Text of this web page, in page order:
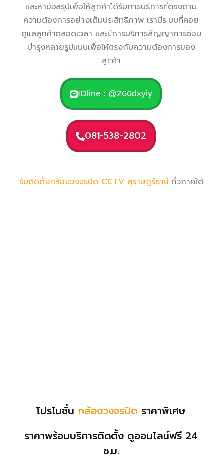
และหาข้อสรุปเพื่อให้ลูกค้าได้รับการบริการที่ตรงตาม
ความต้องการอย่างเต็มประสิทธิภาพ เรามีระบบที่คอย
ดูแลลูกค้าตลอดเวลา และมีการบริการสัญญาการซ่อม
บำรุงหลายรูปแบบเพื่อให้ตรงกับความต้องการของ
ลูกค้า
IDline : @266dxyiy
081-538-2802
รับติดตั้งกล้องวงจรปิด CCTV สุราษฎร์ธานีทั่วภาคใต้
โปรโมชั่น กล้องวงจรปิด ราคาพิเศษ
ราคาพร้อมบริการติดตั้ง ดูออนไลน์ฟรี 24
ช.ม.